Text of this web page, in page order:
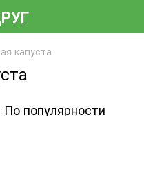
капуста
По популярности